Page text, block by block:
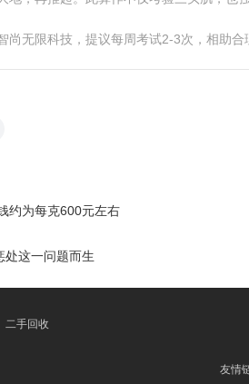
尚无限科技，提议每周考试2-3次，相助
约为每克600元左右
处这一问题而生
二手回收
友情